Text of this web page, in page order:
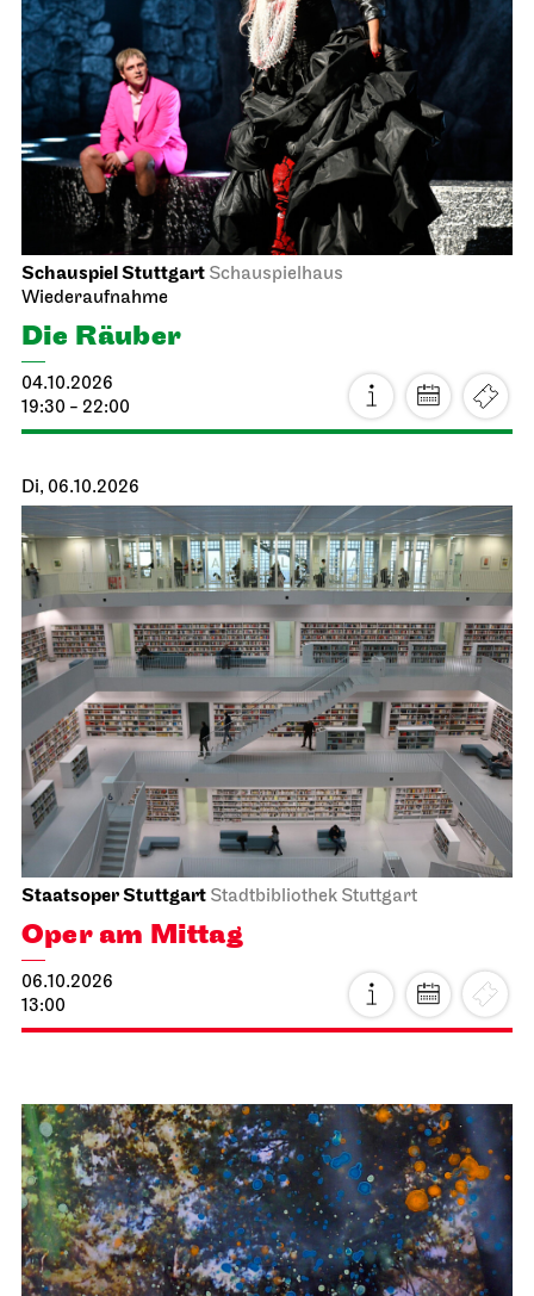
Schauspiel Stuttgart Schauspielhaus
Wiederaufnahme
Die Räuber
04.10.2026
19:30 - 22:00
Di, 06.10.2026
Staatsoper Stuttgart Stadtbibliothek Stuttgart
Oper am Mittag
06.10.2026
13:00